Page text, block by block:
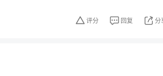
评分 回复 分